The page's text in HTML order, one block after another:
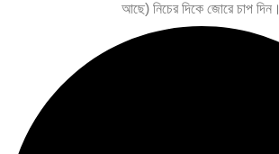
আছে) নিচের দিকে জোরে চাপ দিন।